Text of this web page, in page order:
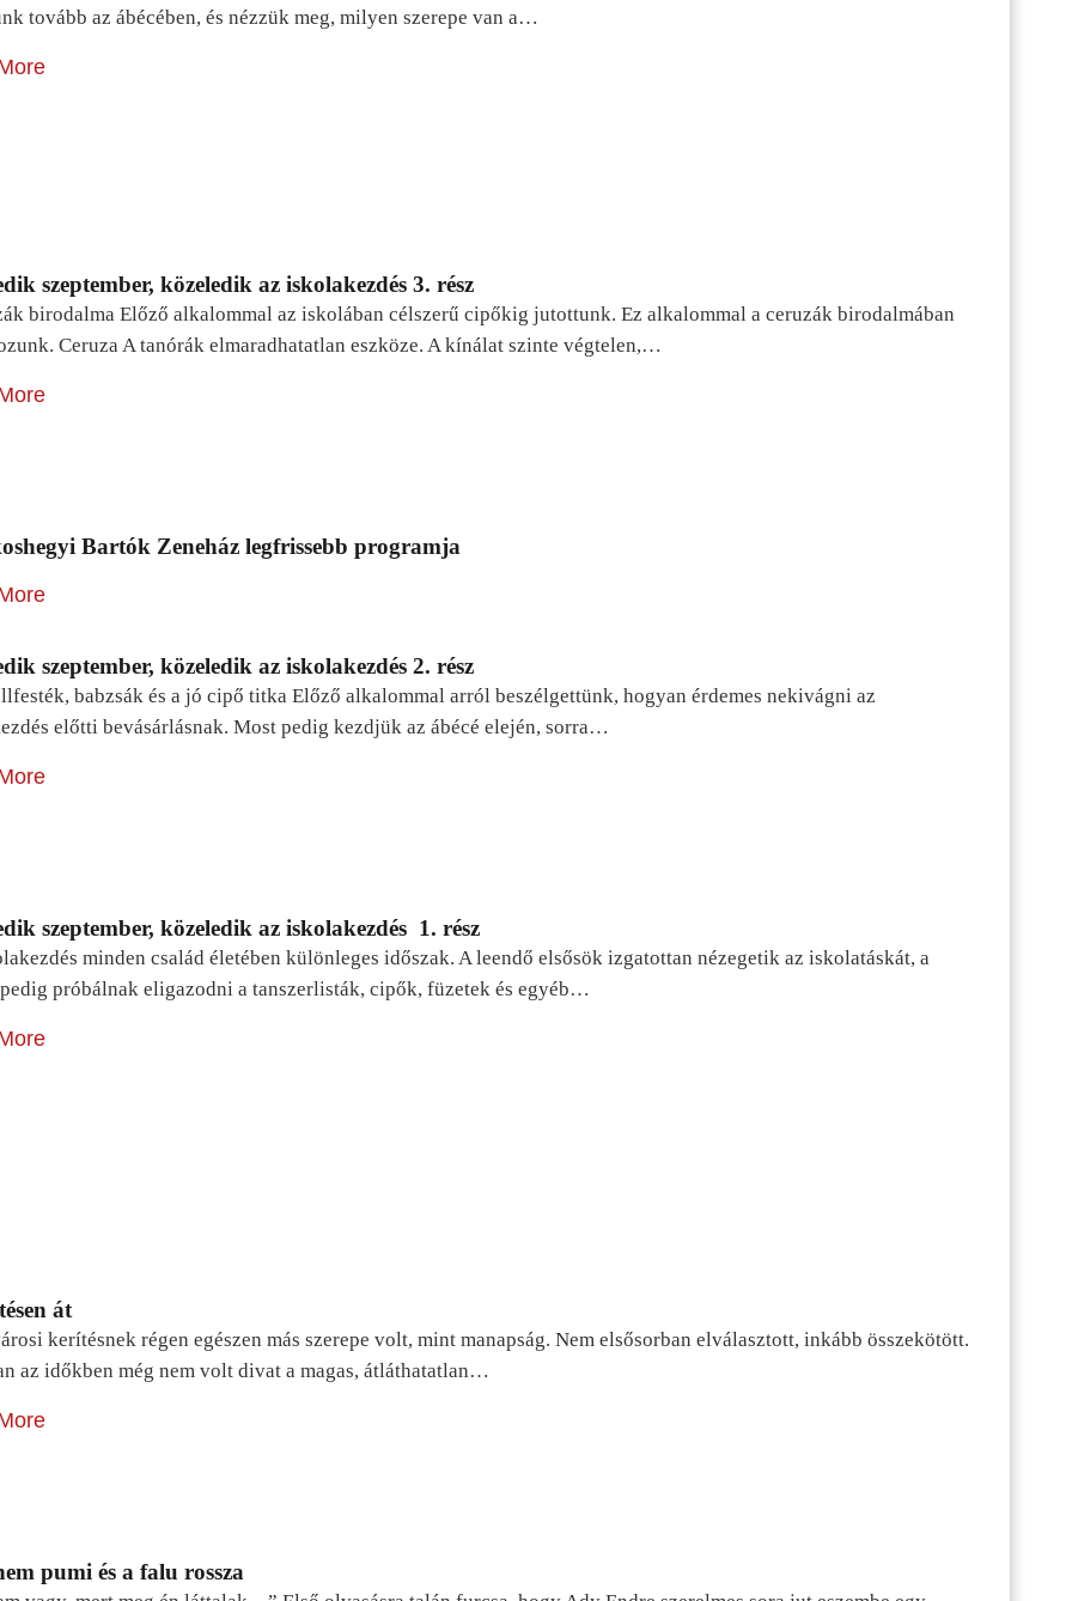
tovább az ábécében, és nézzük meg, milyen szerepe van a…
szeptember, közeledik az iskolakezdés 3. rész
birodalma Előző alkalommal az iskolában célszerű cipőkig jutottunk. Ez alkalommal a ceruzák birodalmában
Ceruza A tanórák elmaradhatatlan eszköze. A kínálat szinte végtelen,…
Bartók Zeneház legfrissebb programja
szeptember, közeledik az iskolakezdés 2. rész
babzsák és a jó cipő titka Előző alkalommal arról beszélgettünk, hogyan érdemes nekivágni az
előtti bevásárlásnak. Most pedig kezdjük az ábécé elején, sorra…
szeptember, közeledik az iskolakezdés 1. rész
minden család életében különleges időszak. A leendő elsősök izgatottan nézegetik az iskolatáskát, a
próbálnak eligazodni a tanszerlisták, cipők, füzetek és egyéb…
át
kerítésnek régen egészen más szerepe volt, mint manapság. Nem elsősorban elválasztott, inkább összekötött.
az időkben még nem volt divat a magas, átláthatatlan…
pumi és a falu rossza